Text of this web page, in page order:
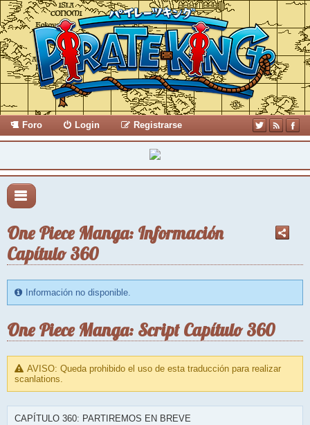
Foro Login Registrarse
One Piece Manga: Información
Capítulo 360
Información no disponible.
One Piece Manga: Script Capítulo 360
AVISO: Queda prohibido el uso de esta traducción para realizar
scanlations.
CAPÍTULO 360: PARTIREMOS EN BREVE